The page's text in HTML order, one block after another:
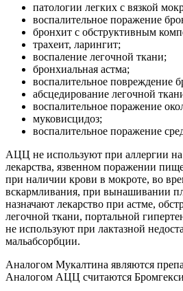
патологии легких с вязкой
воспалительное поражение
бронхит с обструктивным
трахеит, ларингит;
воспаление легочной ткани;
бронхиальная астма;
воспалительное повреждение
абсцедирование легочной
воспалительное поражение
муковисцидоз;
воспалительное поражение
АЦЦ не используют при аллергии
лекарства, язвенном поражении
при наличии крови в мокроте, во
вскармливания, при вынашивании
назначают лекарство при астме,
легочной ткани, портальной
не используют при лактазной
мальабсорбции.
Аналогом Мукалтина являются
Аналогом АЦЦ считаются